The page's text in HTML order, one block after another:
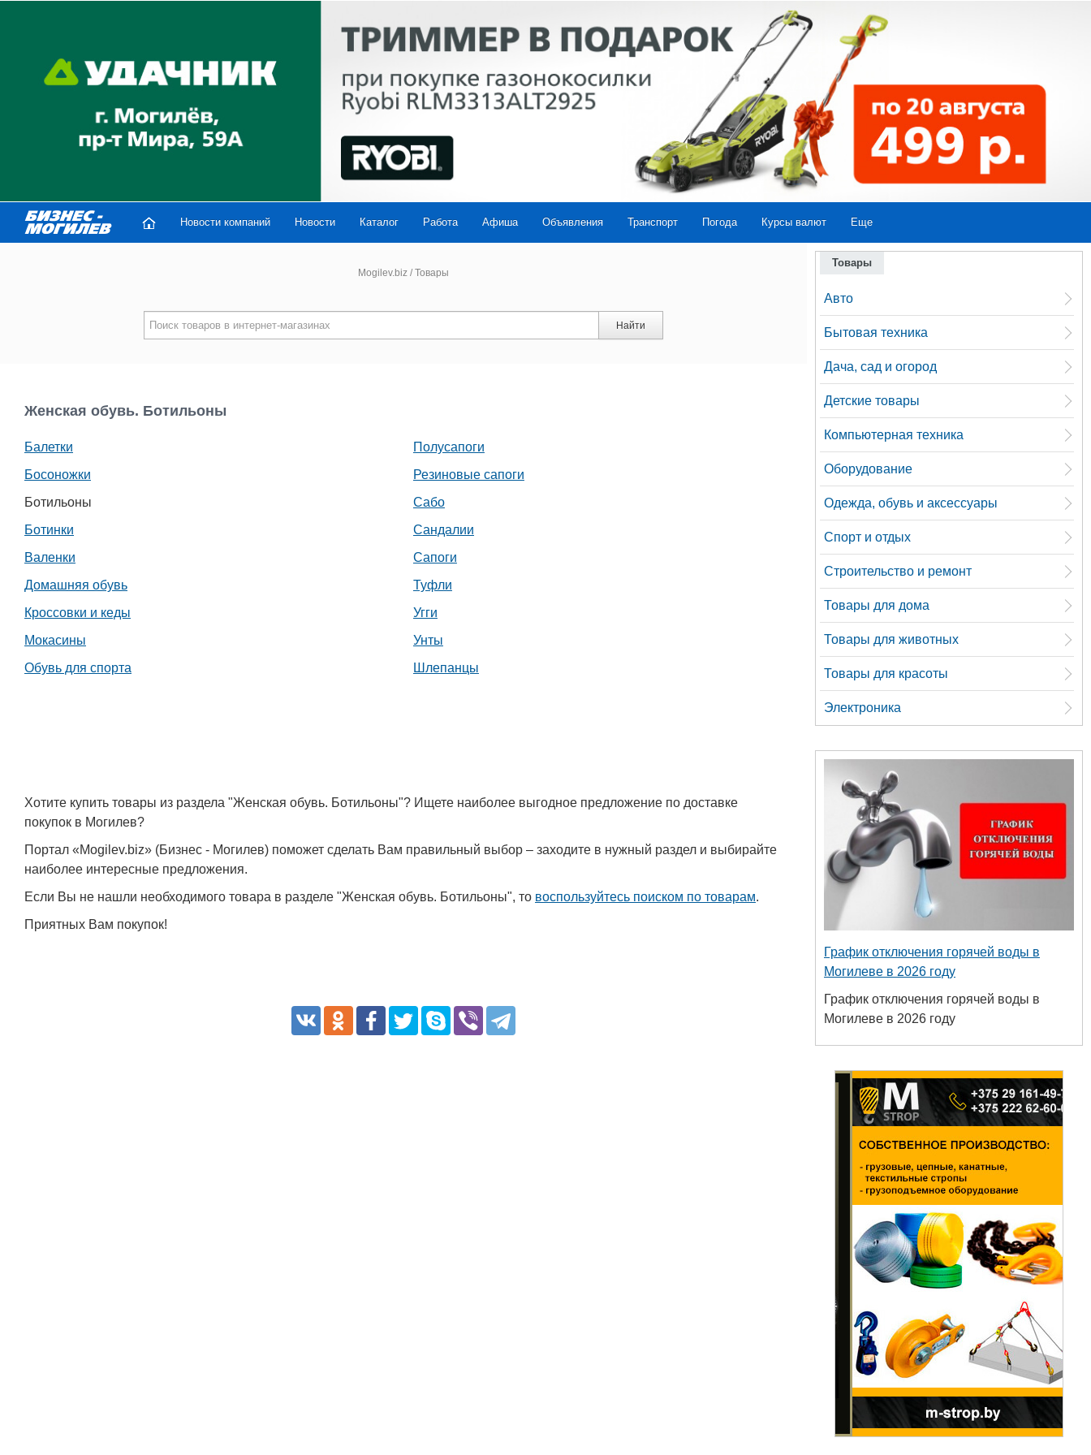
Новости компаний Новости Каталог Работа Афиша Объявления Транспорт Погода Курсы валют Еще
Mogilev.biz /Товары
Найти
Женская обувь. Ботильоны
Балетки
Босоножки
Ботильоны
Ботинки
Валенки
Домашняя обувь
Кроссовки и кеды
Мокасины
Обувь для спорта
Полусапоги
Резиновые сапоги
Сабо
Сандалии
Сапоги
Туфли
Угги
Унты
Шлепанцы
Хотите купить товары из раздела "Женская обувь. Ботильоны"? Ищете наиболее выгодное предложение по доставке
покупок в Могилев?
Портал «Mogilev.biz» (Бизнес - Могилев) поможет сделать Вам правильный выбор – заходите в нужный раздел и выбирайте
наиболее интересные предложения.
Если Вы не нашли необходимого товара в разделе "Женская обувь. Ботильоны", то воспользуйтесь поиском по товарам.
Приятных Вам покупок!
Товары
Авто
Бытовая техника
Дача, сад и огород
Детские товары
Компьютерная техника
Оборудование
Одежда, обувь и аксессуары
Спорт и отдых
Строительство и ремонт
Товары для дома
Товары для животных
Товары для красоты
Электроника
График отключения горячей воды в
Могилеве в 2026 году
График отключения горячей воды в
Могилеве в 2026 году